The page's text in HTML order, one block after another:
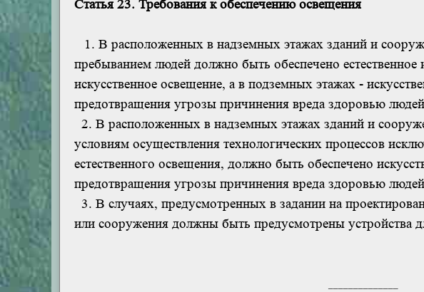
Статья 23. Требования к обеспечению освещения
1. В расположенных в надземных этажах зданий и
пребыванием людей должно быть обеспечено
искусственное освещение, а в подземных этажах -
предотвращения угрозы причинения вреда здоровью
2. В расположенных в надземных этажах зданий и
условиям осуществления технологических процессов
естественного освещения, должно быть обеспечено
предотвращения угрозы причинения вреда здоровью
3. В случаях, предусмотренных в задании на
или сооружения должны быть предусмотрены устройства